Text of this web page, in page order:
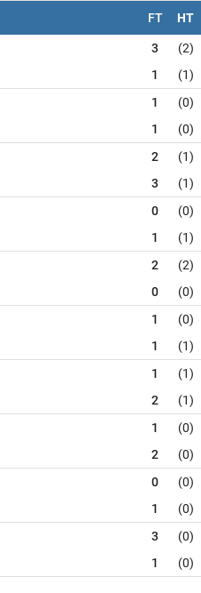
FT HT
3
(2)
1 (1)
1
(0)
1 (0)
2
(1)
3 (1)
0
(0)
1 (1)
2
(2)
0 (0)
1
(0)
1 (1)
1
(1)
2 (1)
1
(0)
2 (0)
0
(0)
1 (0)
3
(0)
1 (0)